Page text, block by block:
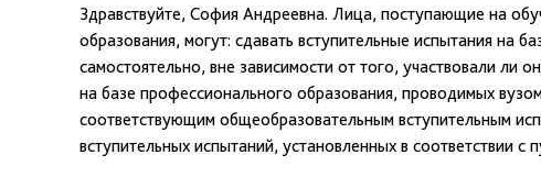
Здравствуйте, София Андреевна. Лица, поступающие на
образования, могут: сдавать вступительные испытания на
самостоятельно, вне зависимости от того, участвовали ли
на базе профессионального образования, проводимых
соответствующим общеобразовательным вступительным
вступительных испытаний, установленных в соответствии с